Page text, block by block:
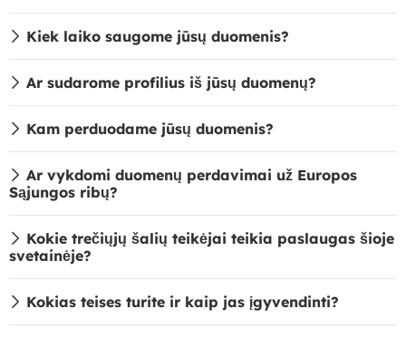
Kiek laiko saugome jūsų duomenis?
Ar sudarome profilius iš jūsų duomenų?
Kam perduodame jūsų duomenis?
Ar vykdomi duomenų perdavimai už Europos
Sąjungos ribų?
Kokie trečiųjų šalių teikėjai teikia paslaugas šioje
svetainėje?
Kokias teises turite ir kaip jas įgyvendinti?